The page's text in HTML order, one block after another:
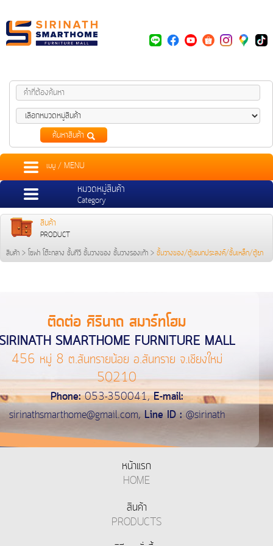
ค้นหาสินค้า
หมวดหมู่สินค้า
Category
เมนู / MENU
สินค้า
PRODUCT
สินค้า > โซฟา โต๊ะกลาง ชั้นทีวี ชั้นวางของ ชั้นวางรองเท้า > ชั้นวางของ/ตู้เอนกประสงค์/ชั้นเหล็ก/ตู้ยา
ติดต่อ ศิรินาถ สมาร์ทโฮม
SMARTHOME FURNITURE MALL
456 หมู่ 8 ต.สันทรายน้อย อ.สันทราย จ.เชียงใหม่
50210
Phone:053-350041,E-mail:
sirinathsmarthome@gmail.com,Line ID :@sirinath
หน้าแรก
HOME
สินค้า
PRODUCTS